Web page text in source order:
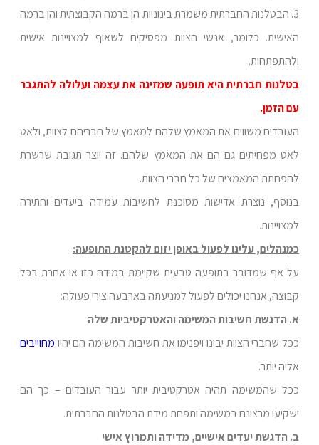
3. הבטלנות החברתית משמרת בינוניות הן ברמה הקבוצתית והן ברמה
האישית. כלומר, אנשי הצוות מפסיקים לשאוף למצויינות אישית
ולהתפתחות.
בטלנות חברתית היא תופעה שמזינה את עצמה ועלולה להתגבר
עם הזמן.
העובדים משווים את המאמץ שלהם למאמץ של חבריהם לצוות, ולאט
לאט מפחיתים גם הם את המאמץ שלהם. זה יוצר תגובת שרשרת
להפחתת המאמצים של כל חברי הצוות.
בנוסף, נוצרת אדישות מסוכנת לחשיבות עמידה ביעדים וחתירה
למצויינות.
כמנהלים, עלינו לפעול באופן יזום להקטנת התופעה:
על אף שמדובר בתופעה טבעית שקיימת במידה כזו או אחרת בכל
קבוצה, אנחנו יכולים לפעול למניעתה בארבעה צירי פעולה:
א. הדגשת חשיבות המשימה והאטרקטיביות שלה
ככל שחברי הצוות יבינו ויפנימו את חשיבות המשימה הם יהיו מחוייבים
אליה יותר.
ככל שהמשימה תהיה אטרקטיבית יותר עבור העובדים – כך הם
ישקיעו מרצונם במשימה ותפחת מידת הבטלנות החברתית.
ב. הדגשת יעדים אישיים, מדידה ותמרוץ אישי